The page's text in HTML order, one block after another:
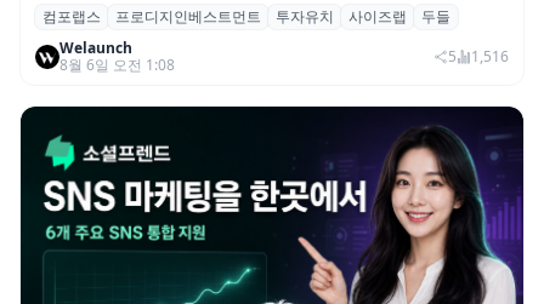
컴포랩스, 프로디지인베스트먼트로부터 시
드 투자 유치
컴포랩스 프로디지인베스트먼트 투자유치 사이즈랩
두들
Welaunch
8월 6일 오전 1:08
5 1,516